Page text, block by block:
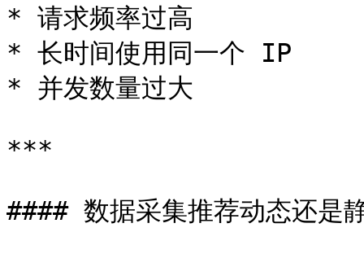
* 请求频率过高
* 长时间使用同一个 IP
* 并发数量过大
***
#### 数据采集推荐动态还是